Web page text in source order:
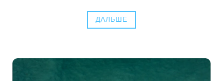
ДАЛЬШЕ